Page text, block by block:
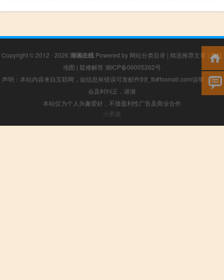
Copyright © 2012 - 2026 湖湘在线 Powered by 网站分类目录 | 精选推荐文章 | 网站
地图 | 疑难解答 湘ICP备06005262号
声明：本站内容来自互联网，如信息有错误可发邮件到f_fb#foxmail.com说明，我们
会及时纠正，谢谢
本站仅为个人兴趣爱好，不接盈利性广告及商业合作
小男孩